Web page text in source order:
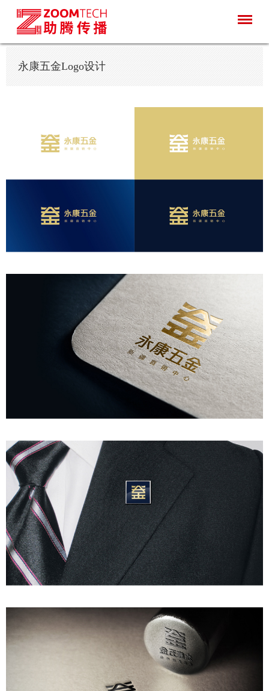
永康五金Logo设计